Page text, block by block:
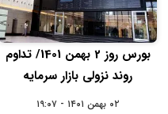
بورس روز 2 بهمن 1401/ تداوم
روند نزولی بازار سرمایه
۰۲ بهمن ۱۴۰۱ - ۱۹:۰۷